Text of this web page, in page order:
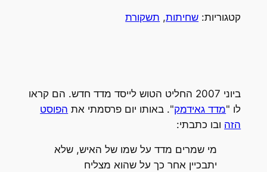
קטגוריות: שחיתות, תשקורת
ביוני 2007 החליט הטוש לייסד מדד חדש. הם קראו
לו "מדד גאידמק". באותו יום פרסמתי את הפוסט
הזה ובו כתבתי:
מי שמרים מדד על שמו של האיש, שלא
יתבכיין אחר כך על שהוא מצליח